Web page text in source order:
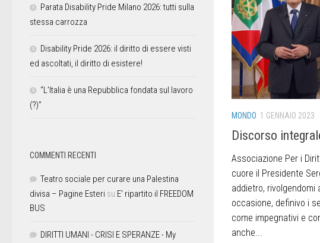
MONDO 1 GENNAIO 2023
Discorso
Associazione Per i
cuore il Presidente
addietro, rivolgendomi
occasione, definivo i
come impegnativi e
anche...
Parata Disability Pride Milano 2026: tutti sulla
stessa carrozza
Disability Pride 2026: il diritto di essere visti
ed ascoltati, il diritto di esistere!
“L’Italia è una Repubblica fondata sul lavoro
(?)”
COMMENTI RECENTI
Teatro sociale per curare una Palestina
divisa – Pagine Esteri su E’ ripartito il FREEDOM
BUS
DIRITTI UMANI - CRISI E SPERANZE - My